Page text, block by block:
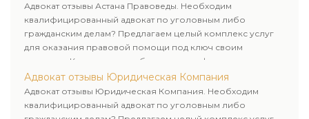
Адвокат отзывы Астана Правоведы. Необходим
квалифицированный адвокат по уголовным либо
гражданским делам? Предлагаем целый комплекс услуг
для оказания правовой помощи под ключ своим
клиентам. Комплексное обслуживание физических и
юридических лиц. Индивидуальный подход к каждому
клиенту.
Адвокат отзывы Юридическая Компания
Адвокат отзывы Юридическая Компания. Необходим
квалифицированный адвокат по уголовным либо